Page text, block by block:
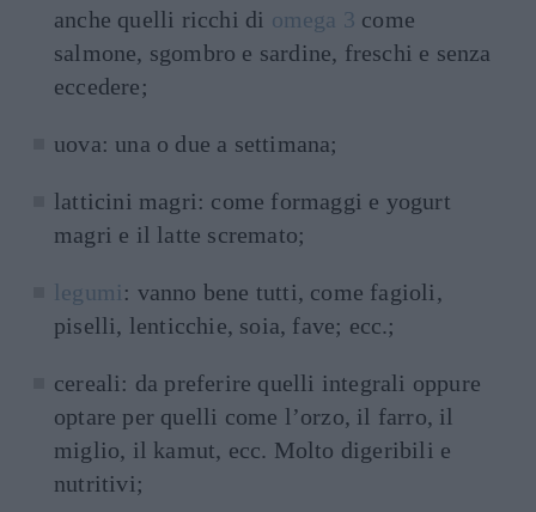
anche quelli ricchi di omega 3 come
salmone, sgombro e sardine, freschi e senza
eccedere;
uova: una o due a settimana;
latticini magri: come formaggi e yogurt
magri e il latte scremato;
legumi : vanno bene tutti, come fagioli,
piselli, lenticchie, soia, fave; ecc.;
cereali: da preferire quelli integrali oppure
optare per quelli come l’orzo, il farro, il
miglio, il kamut, ecc. Molto digeribili e
nutritivi;